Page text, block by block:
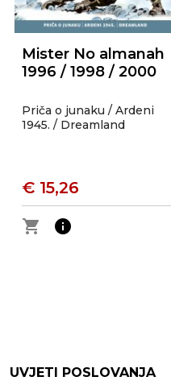
Mister No almanah
1996 / 1998 / 2000
Priča o junaku / Ardeni
1945. / Dreamland
€ 15,26
shopping_cart
info
UVJETI POSLOVANJA